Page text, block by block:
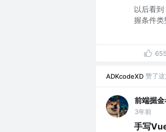
以后看
握条件
655
ADKcodeXD 赞了
前端掘金
3年前
手写